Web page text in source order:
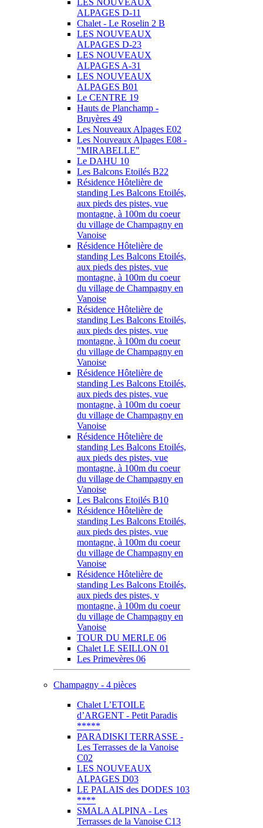
LES NOUVEAUX
ALPAGES D-11
Chalet - Le Roselin 2 B
LES NOUVEAUX
ALPAGES D-23
LES NOUVEAUX
ALPAGES A-31
LES NOUVEAUX
ALPAGES B01
Le CENTRE 19
Hauts de Planchamp -
Bruyères 49
Les Nouveaux Alpages E02
Les Nouveaux Alpages E08 -
"MIRABELLE"
Le DAHU 10
Les Balcons Etoilés B22
Résidence Hôtelière de
standing Les Balcons Etoilés,
aux pieds des pistes, vue
montagne, à 100m du coeur
du village de Champagny en
Vanoise
Résidence Hôtelière de
standing Les Balcons Etoilés,
aux pieds des pistes, vue
montagne, à 100m du coeur
du village de Champagny en
Vanoise
Résidence Hôtelière de
standing Les Balcons Etoilés,
aux pieds des pistes, vue
montagne, à 100m du coeur
du village de Champagny en
Vanoise
Résidence Hôtelière de
standing Les Balcons Etoilés,
aux pieds des pistes, vue
montagne, à 100m du coeur
du village de Champagny en
Vanoise
Résidence Hôtelière de
standing Les Balcons Etoilés,
aux pieds des pistes, vue
montagne, à 100m du coeur
du village de Champagny en
Vanoise
Les Balcons Etoilés B10
Résidence Hôtelière de
standing Les Balcons Etoilés,
aux pieds des pistes, vue
montagne, à 100m du coeur
du village de Champagny en
Vanoise
Résidence Hôtelière de
standing Les Balcons Etoilés,
aux pieds des pistes, v
montagne, à 100m du coeur
du village de Champagny en
Vanoise
TOUR DU MERLE 06
Chalet LE SEILLON 01
Les Primevères 06
Champagny - 4 pièces
Chalet L’ETOILE
d’ARGENT - Petit Paradis
*****
PARADISKI TERRASSE -
Les Terrasses de la Vanoise
C02
LES NOUVEAUX
ALPAGES D03
LE PALAIS des DODES 103
****
SMALA ALPINA - Les
Terrasses de la Vanoise C13